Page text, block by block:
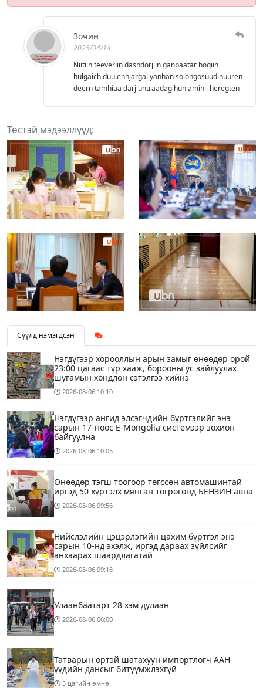
Зочин
2025/04/14
Niitiin teeveriin dashdorjiin ganbaatar hogiin
hulgaich duu enhjargal yanhan solongosuud nuuren
deern tamhiaa darj untraadag hun aminii heregten
Төстэй мэдээллүүд:
Сүүлд нэмэгдсэн
Нэгдүгээр хорооллын арын замыг өнөөдөр орой
23:00 цагаас түр хааж, борооны ус зайлуулах
шугамын хөндлөн сэтэлгээ хийнэ
2026-08-06 10:10
Нэгдүгээр ангид элсэгчдийн бүртгэлийг энэ
сарын 17-ноос E-Mongolia системээр зохион
байгуулна
2026-08-06 10:05
Өнөөдөр тэгш тоогоор төгссөн автомашинтай
иргэд 50 хүртэлх мянган төгрөгөнд БЕНЗИН авна
2026-08-06 09:56
Нийслэлийн цэцэрлэгийн цахим бүртгэл энэ
сарын 10-нд эхэлж, иргэд дараах зүйлсийг
анхаарах шаардлагатай
2026-08-06 09:18
Улаанбаатарт 28 хэм дулаан
2026-08-06 06:00
Татварын өртэй шатахуун импортлогч ААН-
үүдийн дансыг битүүмжлэхгүй
5 цагийн өмнө